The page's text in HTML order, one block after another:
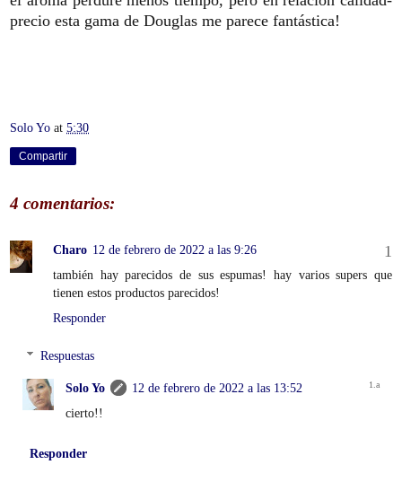
precio esta gama de Douglas me parece fantástica!
Solo Yo at 5:30
Compartir
4 comentarios:
Charo 12 de febrero de 2022 a las 9:26
también hay parecidos de sus espumas! hay varios supers que
tienen estos productos parecidos!
Responder
Respuestas
Solo Yo
12 de febrero de 2022 a las 13:52
cierto!!
Responder